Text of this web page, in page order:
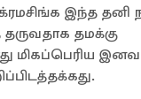
இந்த
தமக்கு
மிகப்பெரிய